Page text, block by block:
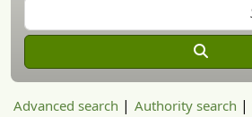
Advanced search Authority search